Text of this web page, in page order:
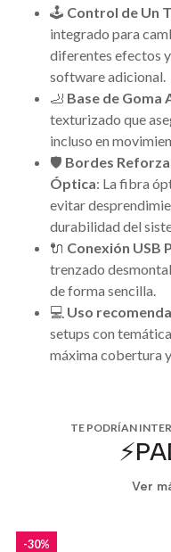
🕹️ Control de Un
integrado para
diferentes efectos
software adicional.
🦶 Base de Goma
texturizado que
incluso en
🛡️ Bordes
Óptica: La fibra
evitar
durabilidad del
🔌 Conexión USB
trenzado
de forma sencilla.
💻 Uso
setups con
máxima cobertura
TE PODRÍAN
Ver
-30%